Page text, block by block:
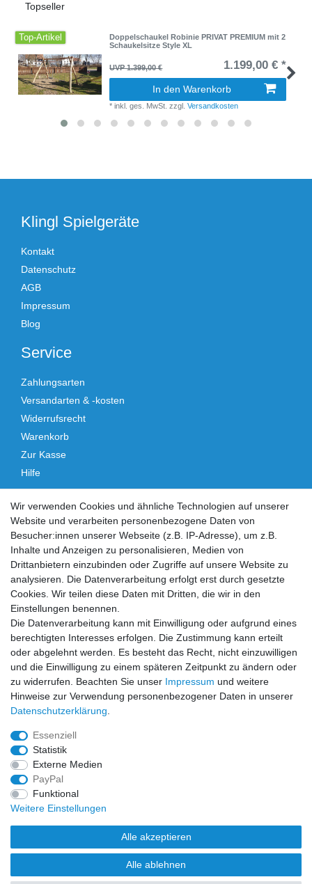
Topseller
Top-Artikel
Doppelschaukel Robinie PRIVAT PREMIUM mit 2
Schaukelsitze Style XL
UVP 1.399,00 € 1.199,00 € *
In den Warenkorb
*inkl. ges. MwSt. zzgl.Versandkosten
Klingl Spielgeräte
Kontakt
Datenschutz
AGB
Impressum
Blog
Service
Zahlungsarten
Versandarten & -kosten
Widerrufsrecht
Warenkorb
Zur Kasse
Hilfe
Vertrag widerrufen
Social Media
Facebook Instagram
Sicher einkaufen
Zahlung und Versand
Wir verwenden Cookies und ähnliche Technologien auf unserer
Website und verarbeiten personenbezogene Daten von
Besucher:innen unserer Webseite (z.B. IP-Adresse), um z.B.
Inhalte und Anzeigen zu personalisieren, Medien von
Drittanbietern einzubinden oder Zugriffe auf unsere Website zu
analysieren. Die Datenverarbeitung erfolgt erst durch gesetzte
Cookies. Wir teilen diese Daten mit Dritten, die wir in den
Einstellungen benennen.
Die Datenverarbeitung kann mit Einwilligung oder aufgrund eines
berechtigten Interesses erfolgen. Die Zustimmung kann erteilt
oder abgelehnt werden. Es besteht das Recht, nicht einzuwilligen
und die Einwilligung zu einem späteren Zeitpunkt zu ändern oder
zu widerrufen. Beachten Sie unser Impressum und weitere
Hinweise zur Verwendung personenbezogener Daten in unserer
Daten­schutz­erklärung
Essenziell
Statistik
Externe Medien
PayPal
Funktional
Weitere Einstellungen
Alle akzeptieren
Alle ablehnen